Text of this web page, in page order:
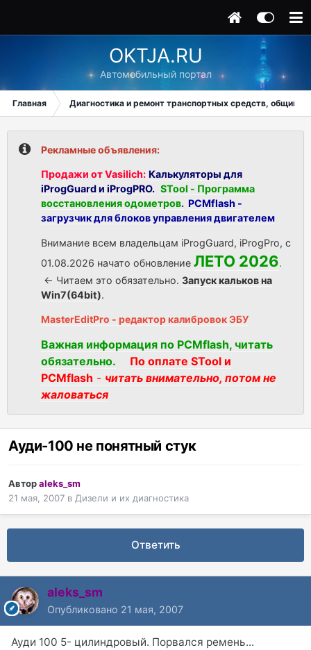
OKTJA.RU
Автомобильный портал
Главная Диагностика и ремонт транспортных средств, общий
Рекламные объявления:
Продажи от Vasilich: Калькуляторы для
iProgGuard и iProgPRO. STool - Программа
восстановления одометров. PCMflash -
загрузчик для блоков управления двигателем
Внимание всем владельцам iProgGuard, iProgPro, с
01.08.2026 начато обновление ЛЕТО 2026.
<- Читаем это обязательно. Запуск кальков на
Win7(64bit).
MasterEditPro - редактор калибровок ЭБУ
Важная информация по PCMflash, читать
обязательно.
По оплате STool и
PCMflash - читать внимательно, потом не
жаловаться
Ауди-100 не понятный стук
Авторaleks_sm
21 мая, 2007 в Дизели и их диагностика
Ответить
aleks_sm
Опубликовано 21 мая, 2007
Ауди 100 5- цилиндровый. Порвался ремень...